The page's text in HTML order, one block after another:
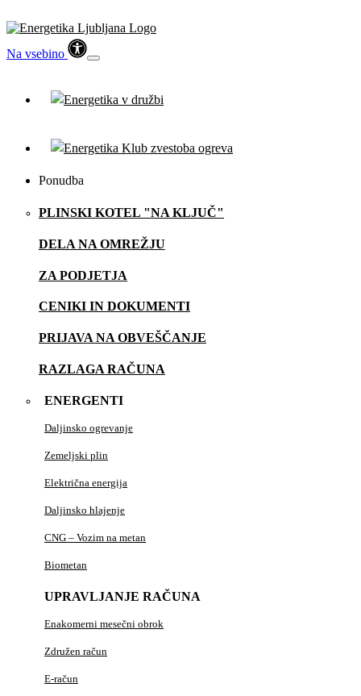
Na vsebino
Ponudba
PLINSKI KOTEL "NA KLJUČ"
DELA NA OMREŽJU
ZA PODJETJA
CENIKI IN DOKUMENTI
PRIJAVA NA OBVEŠČANJE
RAZLAGA RAČUNA
ENERGENTI
Daljinsko ogrevanje
Zemeljski plin
Električna energija
Daljinsko hlajenje
CNG – Vozim na metan
Biometan
UPRAVLJANJE RAČUNA
Enakomerni mesečni obrok
Združen račun
E-račun